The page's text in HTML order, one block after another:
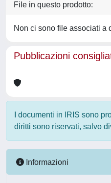
File in questo prodotto:
Non ci sono file associati a
Pubblicazioni
I documenti in IRIS sono
diritti sono riservati, salvo
Informazioni